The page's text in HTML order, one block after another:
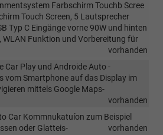
Farbschirm Touchb Scree
Touch Screen, 5 Lautsprecher
Typ C Eingänge vorne 90W und hinten
WLAN Funktion und Vorbereitung für
vorhanden
Car Play und Androide Auto -
vom Smartphone auf das Display im
mittels Google Maps-
vorhanden
Car Kommnukatuíon zum Beispiel
oder Glatteis-
vorhanden